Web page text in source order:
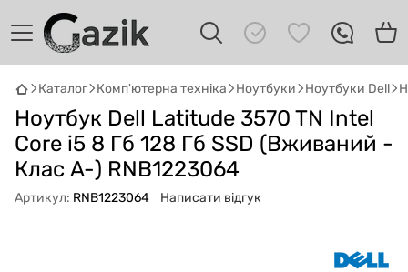
Каталог Комп'ютерна техніка Ноутбуки Ноутбуки Dell
Ноутбук Dell Latitude 3570 TN Intel
Core i5 8 Гб 128 Гб SSD (Вживаний -
Клас A-) RNB1223064
Артикул: RNB1223064 Написати відгук
GAZIK AI
Онлайн · пошук техніки
Привіт! 👋 Я Gazik AI — допоможу
підібрати вживану комп'ютерну техніку.